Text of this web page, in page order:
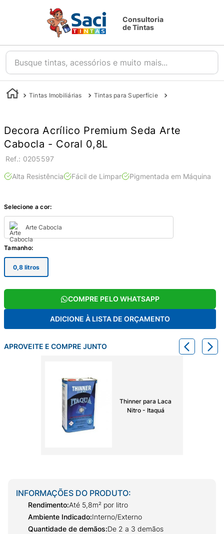
Consultoria
de Tintas
Busque tintas, acessórios e muito mais...
Tintas Imobiliárias Tintas para Superfície
Decora Acrílico Premium Seda Arte
Cabocla - Coral 0,8L
: 0205597
Alta Resistência Fácil de Limpar Pigmentada em Máquina
Selecione a cor:
Arte Cabocla
Tamanho:
0,8 litros
COMPRE PELO WHATSAPP
ADICIONE À LISTA DE ORÇAMENTO
APROVEITE E COMPRE JUNTO
Thinner para Laca
Nitro - Itaquá
INFORMAÇÕES DO PRODUTO:
Rendimento:Até 5,8m² por litro
Ambiente Indicado:Interno/Externo
Quantidade de demãos:De 2 a 3 demãos